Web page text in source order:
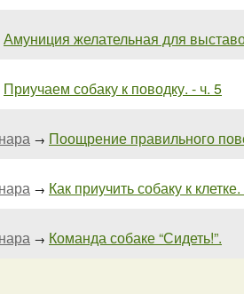
Амуниция желательная для
Приучаем собаку к поводку. - ч. 5
→ Поощрение правильного
→ Как приучить собаку к
→ Команда собаке “Сидеть!”.